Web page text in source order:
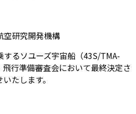
空研究開発機構
るソユーズ宇宙船（43S/TMA-
行準備審査会において最終決定さ
たします。